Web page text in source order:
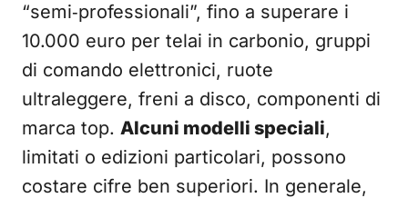
“semi‑professionali”, fino a superare i
10.000 euro per telai in carbonio, gruppi
di comando elettronici, ruote
ultraleggere, freni a disco, componenti di
marca top. Alcuni modelli speciali,
limitati o edizioni particolari, possono
costare cifre ben superiori. In generale,